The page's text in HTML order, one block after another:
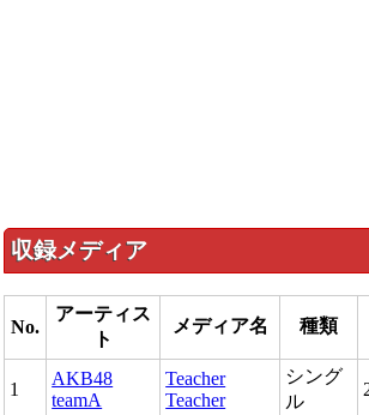
収録メディア
No.
アーティス
ト
メディア名 種類
1
AKB48
teamA
Teacher
Teacher
シング
ル